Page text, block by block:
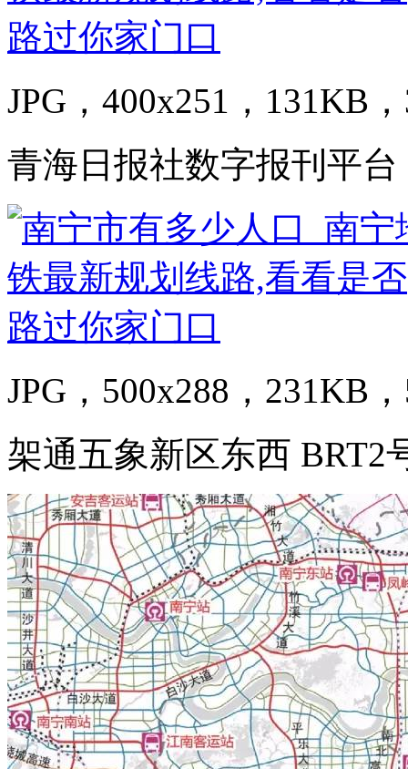
JPG，400x251，131KB
青海日报社数字报刊平台
JPG，500x288，231KB
架通五象新区东西 BRT2